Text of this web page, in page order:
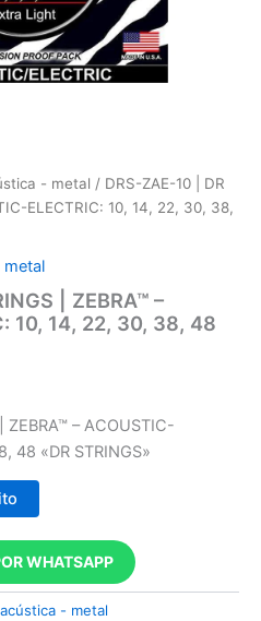
- metal / DRS-ZAE-10 | DR
ELECTRIC: 10, 14, 22, 30, 38,
metal
| ZEBRA™ –
10, 14, 22, 30, 38, 48
ZEBRA™ – ACOUSTIC-
48 «DR STRINGS»
WHATSAPP
- metal